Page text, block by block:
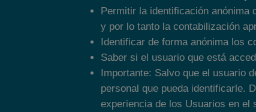
Permitir la identificación anónima
y por lo tanto la contabilización
Identificar de forma anónima los
Saber si el usuario que está
Importante: Salvo que el usuario
personal que pueda identificarle.
experiencia de los Usuarios en el